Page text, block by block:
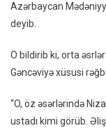
Azərbaycan
deyib.
O bildirib ki, orta
Gəncəviyə xüsusi
“O, öz əsərlərində
ustadı kimi görüb.